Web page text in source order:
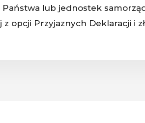
Państwa lub jednostek
z opcji Przyjaznych Deklaracji i